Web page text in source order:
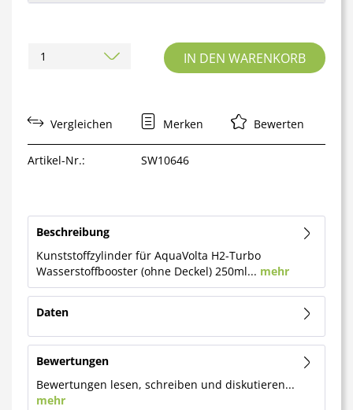
IN DEN WARENKORB
Vergleichen Merken Bewerten
Artikel-Nr.: SW10646
Beschreibung
Kunststoffzylinder für AquaVolta H2-Turbo
Wasserstoffbooster (ohne Deckel) 250ml... mehr
Daten
Bewertungen
Bewertungen lesen, schreiben und diskutieren...
mehr